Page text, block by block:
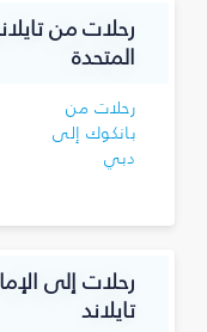
رحلات من
المتحدة
رحلات من
بانكوك إلى
دبي
رحلات إلى
تايلاند